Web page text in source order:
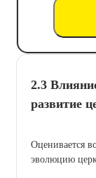
2.3
развитие
Оценивается
эволюцию